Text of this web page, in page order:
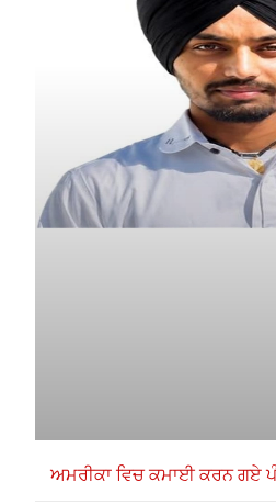
ਅਮਰੀਕਾ ਵਿਚ ਕਮਾਈ ਕਰਨ ਗਏ